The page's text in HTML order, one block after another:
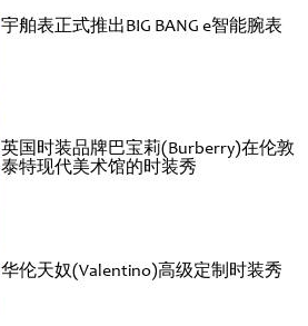
宇舶表正式推出BIG BANG e智能腕表
英国时装品牌巴宝莉(Burberry)在伦敦
泰特现代美术馆的时装秀
华伦天奴(Valentino)高级定制时装秀